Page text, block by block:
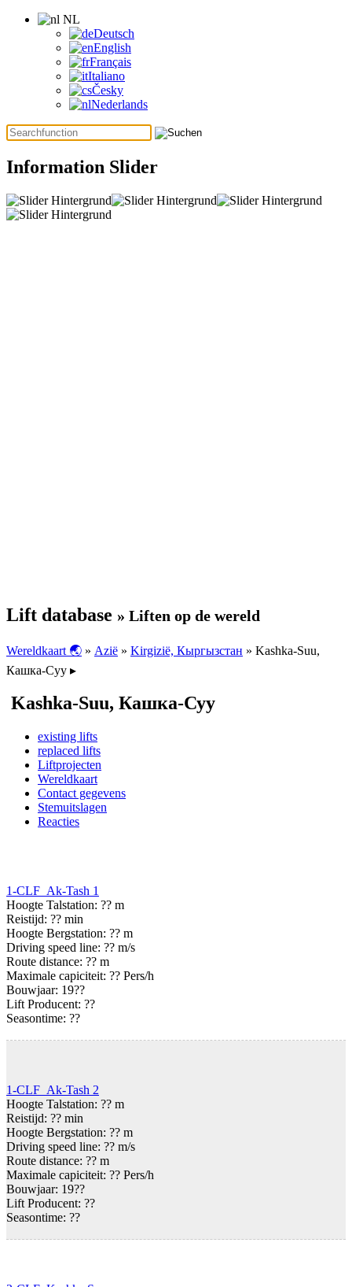
NL
Deutsch
English
Français
Italiano
Česky
Nederlands
Information Slider
Lift database » Liften op de wereld
Wereldkaart 🌏 » Azië » Kirgizië, Кыргызстан » Kashka-Suu,
Кашка-Суу ▸
Kashka-Suu, Кашка-Суу
existing lifts
replaced lifts
Liftprojecten
Wereldkaart
Contact gegevens
Stemuitslagen
Reacties
1-CLF Ak-Tash 1
Hoogte Talstation: ?? m
Reistijd: ?? min
Hoogte Bergstation: ?? m
Driving speed line: ?? m/s
Route distance: ?? m
Maximale capiciteit: ?? Pers/h
Bouwjaar: 19??
Lift Producent: ??
Seasontime: ??
1-CLF Ak-Tash 2
Hoogte Talstation: ?? m
Reistijd: ?? min
Hoogte Bergstation: ?? m
Driving speed line: ?? m/s
Route distance: ?? m
Maximale capiciteit: ?? Pers/h
Bouwjaar: 19??
Lift Producent: ??
Seasontime: ??